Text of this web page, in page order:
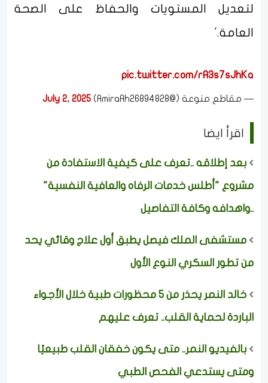
لتعديل المستويات والحفاظ على الصحة
العامة.'
pic.twitter.com/rA3s7sJhKa
— مقاطع منوعة (@AmiraAh26894828) July 2, 2025
اقرأ ايضا
بعد إطلاقه ..تعرف على كيفية الاستفادة من
مشروع "أطلس خدمات الرفاه والعافية النفسية"
..واهدافه وكافة التفاصيل
مستشفى الملك فيصل يطبق أول علاج وقائي يحد
من تطور السكري النوع الأول
خالد النمر يحذر من 5 محظورات طبية خلال الأجواء
الباردة لحماية القلب.. تعرف عليهم
بالفيديو النمر.. متى يكون خفقان القلب طبيعيًا
ومتى يستدعي الفحص الطبي